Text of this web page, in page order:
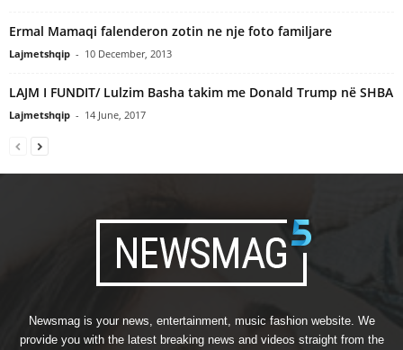
Ermal Mamaqi falenderon zotin ne nje foto familjare
Lajmetshqip - 10 December, 2013
LAJM I FUNDIT/ Lulzim Basha takim me Donald Trump në SHBA
Lajmetshqip - 14 June, 2017
Newsmag is your news, entertainment, music fashion website. We
provide you with the latest breaking news and videos straight from the